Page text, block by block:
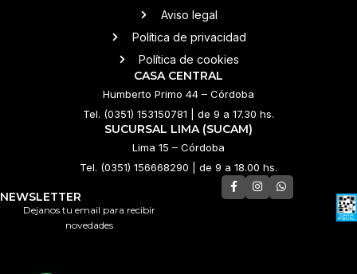
Aviso legal
Política de privacidad
Política de cookies
CASA CENTRAL
Humberto Primo 44 – Córdoba
Tel. (0351) 153150781 | de 9 a 17.30 hs.
SUCURSAL LIMA (SUCAM)
Lima 15 – Córdoba
Tel. (0351) 156668290 | de 9 a 18.00 hs.
NEWSLETTER
Dejanos tu email para recibir
novedades